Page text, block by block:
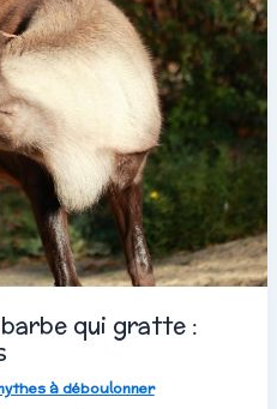
qui gratte :
à déboulonner